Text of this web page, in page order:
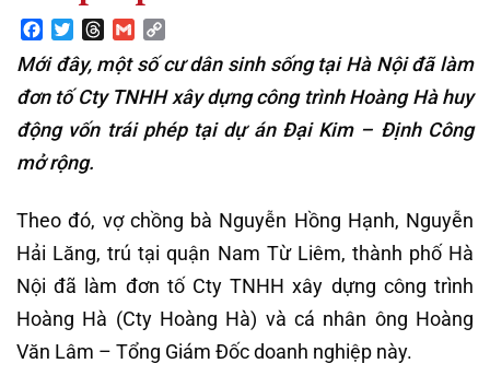
Facebook
TwitterThreads
Gmail
Mới đây, một số cư dân sinh sống tại Hà Nội đã làm
đơn tố Cty TNHH xây dựng công trình Hoàng Hà huy
động vốn trái phép tại dự án Đại Kim – Định Công
mở rộng.
Theo đó, vợ chồng bà Nguyễn Hồng Hạnh, Nguyễn
Hải Lăng, trú tại quận Nam Từ Liêm, thành phố Hà
Nội đã làm đơn tố Cty TNHH xây dựng công trình
Hoàng Hà (Cty Hoàng Hà) và cá nhân ông Hoàng
Văn Lâm – Tổng Giám Đốc doanh nghiệp này.